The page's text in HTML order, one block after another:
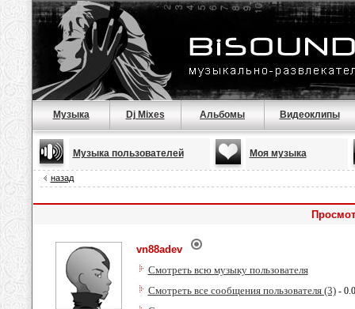
Музыка Dj Mixes Альбомы Видеоклипы
Музыка пользователей Моя музыка
назад
vn88adev
Смотреть всю музыку пользователя
Смотреть все сообщения пользователя (3)-